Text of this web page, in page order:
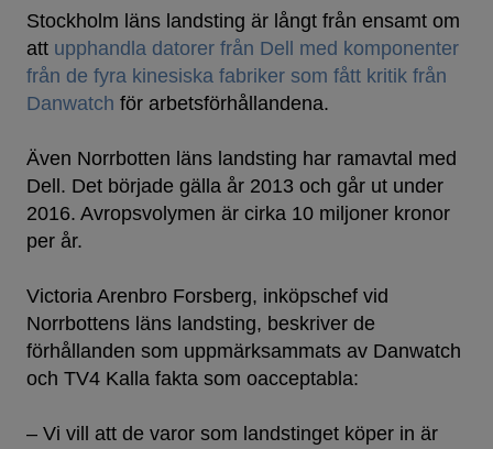
Stockholm läns landsting är långt från ensamt om
att upphandla datorer från Dell med komponenter
från de fyra kinesiska fabriker som fått kritik från
Danwatch för arbetsförhållandena.
Även Norrbotten läns landsting har ramavtal med
Dell. Det började gälla år 2013 och går ut under
2016. Avropsvolymen är cirka 10 miljoner kronor
per år.
Victoria Arenbro Forsberg, inköpschef vid
Norrbottens läns landsting, beskriver de
förhållanden som uppmärksammats av Danwatch
och TV4 Kalla fakta som oacceptabla:
– Vi vill att de varor som landstinget köper in är